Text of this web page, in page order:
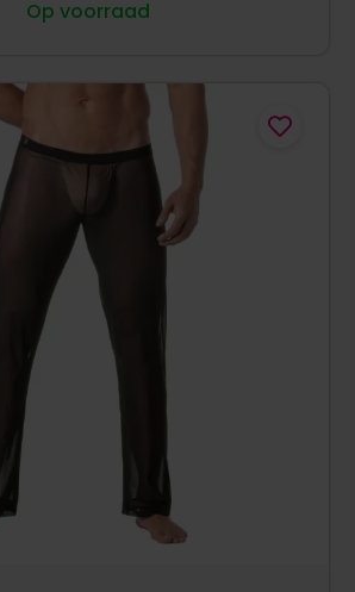
Op voorraad